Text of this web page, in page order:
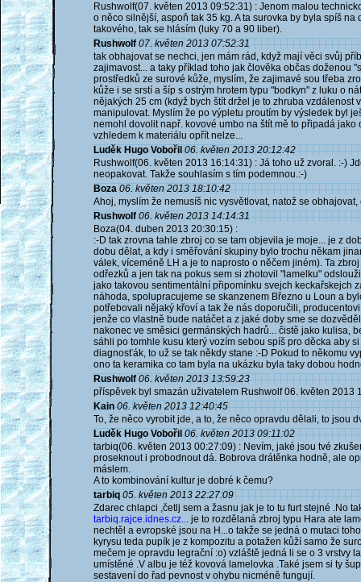
Rushwolf(07. květen 2013 09:52:31) : Jenom malou
o něco silnější, aspoň tak 35 kg. A ta surovka by byla spíš
takového, tak se hlásím (luky 70 a 90 liber).
Rushwolf 07. květen 2013 07:52:31
tak obhajovat se nechci, jen mám rád, když mají věci svůj
zajimavost... a taky příklad toho jak člověka občas doženou
prostředků ze surové kůže, myslím, že zajimavé sou třeba
kůže i se srstí a šíp s ostrým hrotem typu "bodkyn" z luku o
nějakých 25 cm (když bych štít držel je to zhruba vzdálenost
manipulovat. Myslím že po výpletu proutím by výsledek byl
nemohl dovolit např. kovové umbo na štít mě to připadá
vzhledem k materiálu opřít nelze...
Luděk Hugo Vobořil 06. květen 2013 20:12:42
Rushwolf(06. květen 2013 16:14:31) : Já toho už zvoral. :-)
neopakovat. Takže souhlasím s tím podemnou.:-)
Boza 06. květen 2013 18:10:42
Ahoj, myslím že nemusíš nic vysvětlovat, natož se
Rushwolf 06. květen 2013 14:14:31
Boza(04. duben 2013 20:30:15) :
:-D tak zrovna tahle zbroj co se tam objevila je moje... je z
dobu dělat, a kdy i směřování skupiny bylo trochu někam
válek, víceméně LH a je to naprosto o něčem jiném). Ta
odřezků a jen tak na pokus sem si zhotovil "lamelku"
jako takovou sentimentální připomínku svejch keckařskejch
náhoda, spolupracujeme se skanzenem Březno u Loun a
potřebovali nějaký křoví a tak že nás doporučili,
jenže co vlastně bude natáčet a z jaké doby sme se
nakonec ve směsici germánských hadrů... čistě jako kulisa,
sáhli po tomhle kusu který vozím sebou spíš pro děcka aby
diagnosťák, to už se tak někdy stane :-D Pokud to někomu
ono ta keramika co tam byla na ukázku byla taky dobou
Rushwolf 06. květen 2013 13:59:23
příspěvek byl smazán uživatelem Rushwolf 06. květen 2013
Kain 06. květen 2013 12:40:45
To, že něco vyrobit jde, a to, že něco opravdu dělali, to jsou
Luděk Hugo Vobořil 06. květen 2013 09:11:02
tarbiq(06. květen 2013 00:27:09) : Nevím, jaké jsou tvé
proseknout i probodnout dá. Bobrova drátěnka hodně, ale
máslem.
A to kombinování kultur je dobré k čemu?
tarbiq 05. květen 2013 22:27:09
Zdarec chlapci ,četlj sem a žasnu jak je to tu furt stejné .No
tarbiq.rajce.idnes.cz... je to rozdělaná zbroj typu Hara ate
nechtěl a evropské jsou na H...o takže se jedná o mutaci
kyrysu teda pupík je z kompozitu a potažen kůží samo že
mečem je opravdu legrační :o) vzláště jedná li se o 3 vrstvy
umístěné .V albu je též kovová lamelovka .Také jsem si ty
sestavení do řad pevnost v ohybu nicméně fungují.